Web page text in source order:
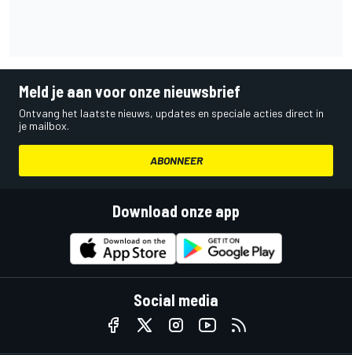
Meld je aan voor onze nieuwsbrief
Ontvang het laatste nieuws, updates en speciale acties direct in
je mailbox.
ABONNEER
Download onze app
Social media